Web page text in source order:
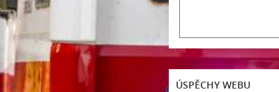
ÚSPĚCHY WEBU